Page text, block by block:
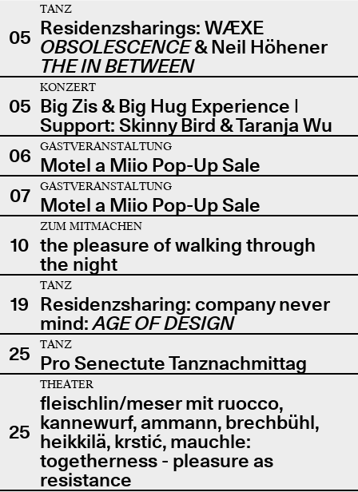
05
TANZ
Residenzsharings: WÆXE
OBSOLESCENCE& Neil Höhener
THE IN BETWEEN
05
KONZERT
Big Zis & Big Hug Experience |
Support: Skinny Bird & Taranja Wu
06
GASTVERANSTALTUNG
Motel a Miio Pop-Up Sale
07
GASTVERANSTALTUNG
Motel a Miio Pop-Up Sale
10
ZUM MITMACHEN
the pleasure of walking through
the night
19
TANZ
Residenzsharing: company never
mind:AGE OF DESIGN
25
TANZ
Pro Senectute Tanznachmittag
25
THEATER
fleischlin/meser mit ruocco,
kannewurf, ammann, brechbühl,
heikkilä, krstić, mauchle:
togetherness - pleasure as
resistance